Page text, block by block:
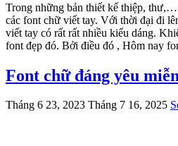
Trong những bản thiết kế thiệp,
các font chữ viết tay. Với thời đại đi
viết tay có rất rất nhiều kiểu dáng.
font đẹp đó. Bởi điều đó , Hôm nay
Font chữ đáng yêu
Tháng 6 23, 2023 Tháng 7 16, 2025